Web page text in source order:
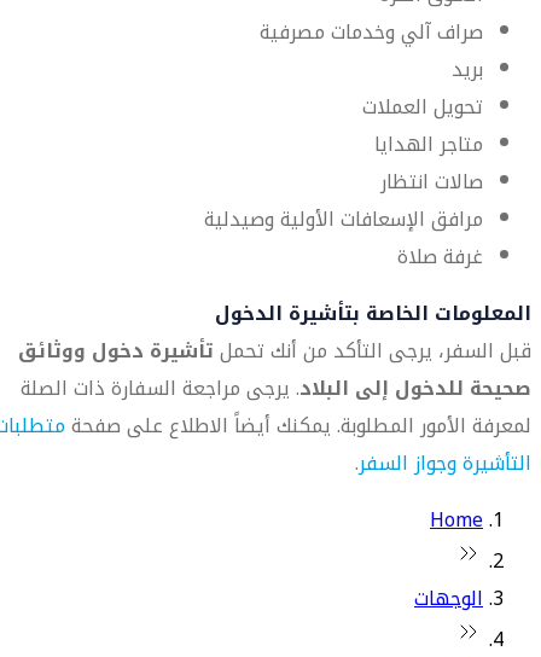
صراف آلي وخدمات مصرفية
بريد
تحويل العملات
متاجر الهدايا
صالات انتظار
مرافق الإسعافات الأولية وصيدلية
غرفة صلاة
المعلومات الخاصة بتأشيرة الدخول
قبل السفر، يرجى التأكد من أنك تحملتأشيرة دخول ووثائق
صحيحة للدخول إلى البلاد. يرجى مراجعة السفارة ذات الصلة
لمعرفة الأمور المطلوبة. يمكنك أيضاً الاطلاع على صفحة
التأشيرة وجواز السفر.
Home
الوجهات